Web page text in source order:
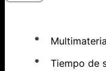
Tiempo de